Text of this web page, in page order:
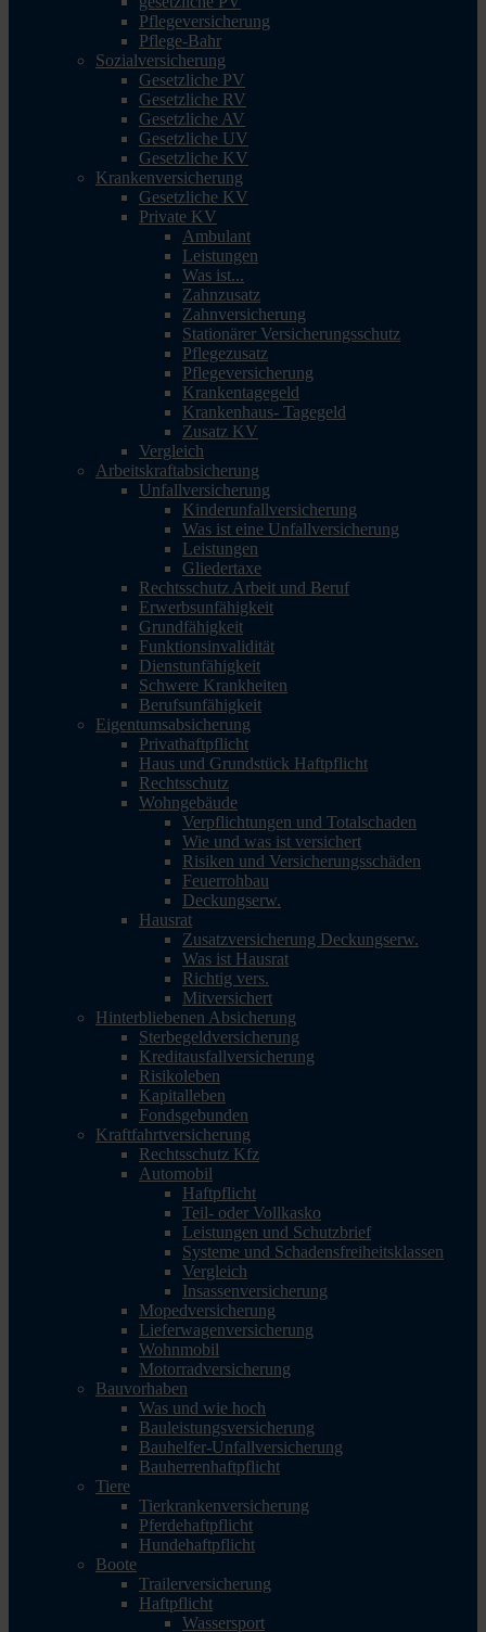
Pflegeversicherung
Pflege-Bahr
Sozialversicherung
Gesetzliche PV
Gesetzliche RV
Gesetzliche AV
Gesetzliche UV
Gesetzliche KV
Krankenversicherung
Gesetzliche KV
Private KV
Ambulant
Leistungen
Was ist...
Zahnzusatz
Zahnversicherung
Stationärer Versicherungsschutz
Pflegezusatz
Pflegeversicherung
Krankentagegeld
Krankenhaus- Tagegeld
Zusatz KV
Vergleich
Arbeitskraftabsicherung
Unfallversicherung
Kinderunfallversicherung
Was ist eine Unfallversicherung
Leistungen
Gliedertaxe
Rechtsschutz Arbeit und Beruf
Erwerbsunfähigkeit
Grundfähigkeit
Funktionsinvalidität
Dienstunfähigkeit
Schwere Krankheiten
Berufsunfähigkeit
Eigentumsabsicherung
Privathaftpflicht
Haus und Grundstück Haftpflicht
Rechtsschutz
Wohngebäude
Verpflichtungen und Totalschaden
Wie und was ist versichert
Risiken und Versicherungsschäden
Feuerrohbau
Deckungserw.
Hausrat
Zusatzversicherung Deckungserw.
Was ist Hausrat
Richtig vers.
Mitversichert
Hinterbliebenen Absicherung
Sterbegeldversicherung
Kreditausfallversicherung
Risikoleben
Kapitalleben
Fondsgebunden
Kraftfahrtversicherung
Rechtsschutz Kfz
Automobil
Haftpflicht
Teil- oder Vollkasko
Leistungen und Schutzbrief
Systeme und Schadensfreiheitsklassen
Vergleich
Insassenversicherung
Mopedversicherung
Lieferwagenversicherung
Wohnmobil
Motorradversicherung
Bauvorhaben
Was und wie hoch
Bauleistungsversicherung
Bauhelfer-Unfallversicherung
Bauherrenhaftpflicht
Tiere
Tierkrankenversicherung
Pferdehaftpflicht
Hundehaftpflicht
Boote
Trailerversicherung
Haftpflicht
Wassersport